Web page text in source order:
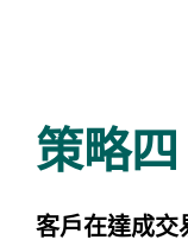
策略
客戶在達成交